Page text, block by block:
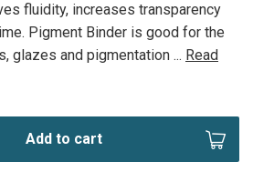
fluidity, increases transparency
Pigment Binder is good for the
glazes and pigmentation ... Read
Add to cart